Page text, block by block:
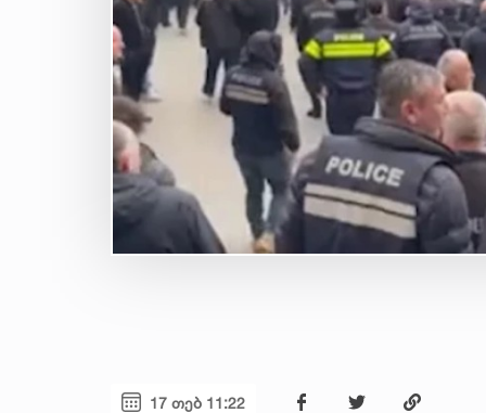
17 თებ 11:22